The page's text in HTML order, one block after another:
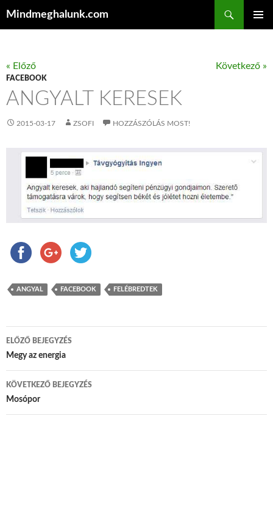
Mindmeghalunk.com
« Előző Következő »
FACEBOOK
ANGYALT KERESEK
2015-03-17 ZSOFI HOZZÁSZÓLÁS MOST!
ANGYAL FACEBOOK FELÉBREDTEK
Bejegyzés navigáció
ELŐZŐ BEJEGYZÉS
Megy az energia
KÖVETKEZŐ BEJEGYZÉS
Mosópor